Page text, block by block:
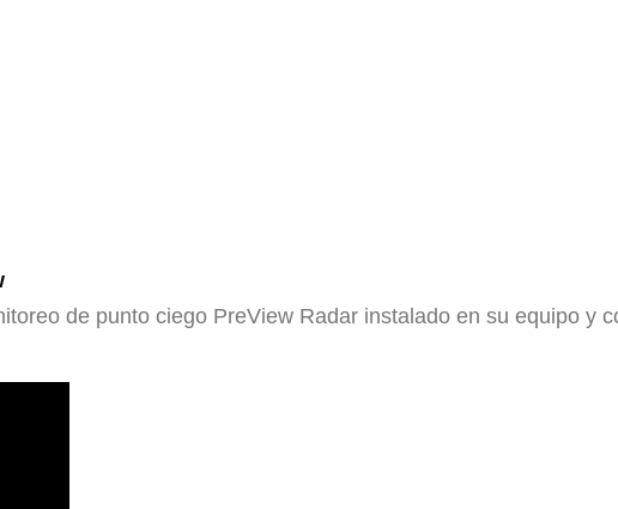
de punto ciego PreView Radar instalado en su equipo y